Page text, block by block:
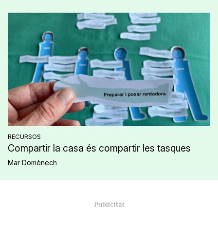
RECURSOS
Compartir la casa és compartir les tasques
Mar Domènech